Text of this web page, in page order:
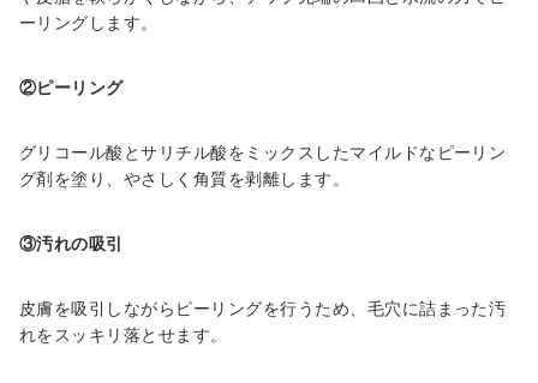
ーリングします。
②ピーリング
グリコール酸とサリチル酸をミックスしたマイルドなピーリン
グ剤を塗り、やさしく角質を剥離します。
③汚れの吸引
皮膚を吸引しながらピーリングを行うため、毛穴に詰まった汚
れをスッキリ落とせます。